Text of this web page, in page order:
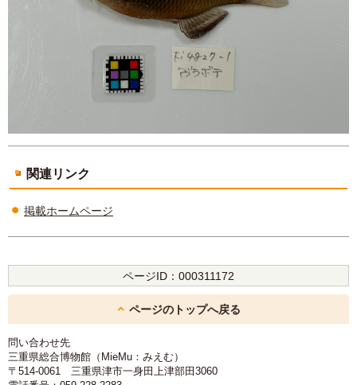
関連リンク
掲載ホームページ
ページID： 000311172
ページのトップへ戻る
問い合わせ先
三重県総合博物館（MieMu：みえむ）
〒514-0061 三重県津市一身田上津部田3060